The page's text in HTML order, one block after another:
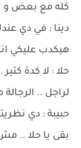
كله مع بعض و
دينا : في دي
هيكدب عليكي
حلا : لا كدة
لراجل ..
حبيبة : دي
بقى يا حلا ..